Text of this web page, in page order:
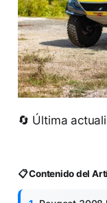
🔄 Última
📋 Contenido del